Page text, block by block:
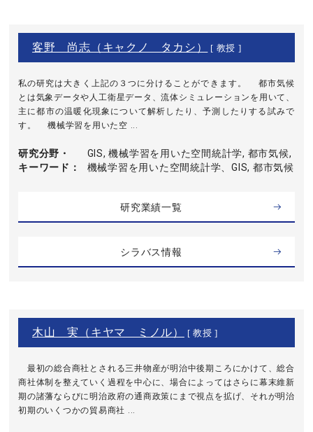
客野 尚志（キャクノ タカシ） [ 教授 ]
私の研究は大きく上記の３つに分けることができます。 都市気候
とは気象データや人工衛星データ、流体シミュレーションを用いて、
主に都市の温暖化現象について解析したり、予測したりする試みで
す。 機械学習を用いた空 ...
研究分野・
キーワード
GIS, 機械学習を用いた空間統計学, 都市気候,
機械学習を用いた空間統計学、GIS, 都市気候
研究業績一覧
シラバス情報
木山 実（キヤマ ミノル） [ 教授 ]
最初の総合商社とされる三井物産が明治中後期ころにかけて、総合
商社体制を整えていく過程を中心に、場合によってはさらに幕末維新
期の諸藩ならびに明治政府の通商政策にまで視点を拡げ、それが明治
初期のいくつかの貿易商社 ...